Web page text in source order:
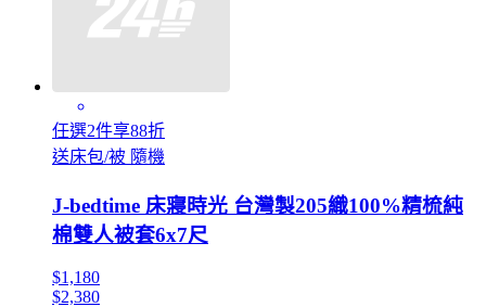
任選2件享88折
送床包/被 隨機
J-bedtime 床寢時光 台灣製205織100%精梳純
棉雙人被套6x7尺
$1,180
$2,380